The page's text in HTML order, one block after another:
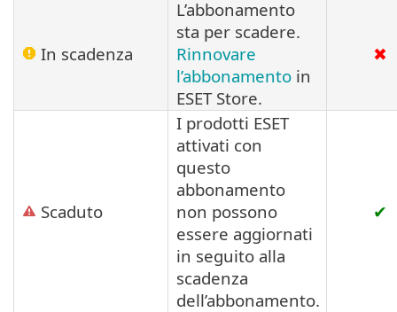
In scadenza
L’abbonamento
sta per scadere.
Rinnovare
l’abbonamento in
ESET Store.
✖
Scaduto
I prodotti ESET
attivati con
questo
abbonamento
non possono
essere aggiornati
in seguito alla
scadenza
dell’abbonamento.
✔